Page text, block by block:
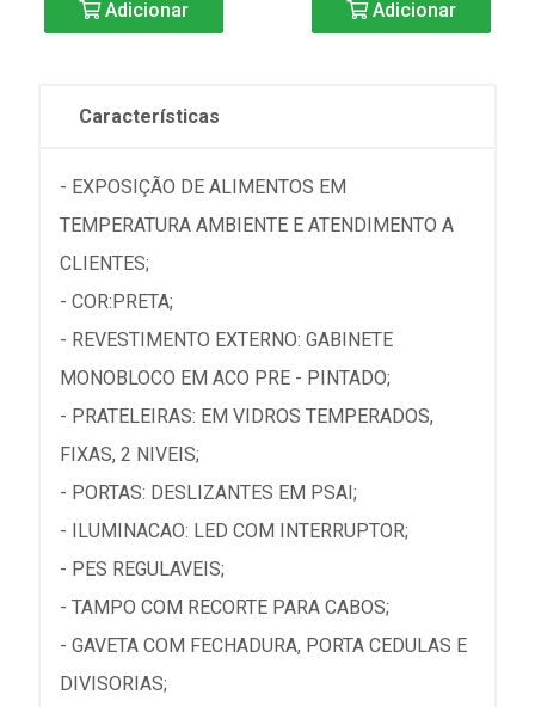
Adicionar Adicionar
Características
- EXPOSIÇÃO DE ALIMENTOS EM
TEMPERATURA AMBIENTE E ATENDIMENTO A
CLIENTES;
- COR:PRETA;
- REVESTIMENTO EXTERNO: GABINETE
MONOBLOCO EM ACO PRE - PINTADO;
- PRATELEIRAS: EM VIDROS TEMPERADOS,
FIXAS, 2 NIVEIS;
- PORTAS: DESLIZANTES EM PSAI;
- ILUMINACAO: LED COM INTERRUPTOR;
- PES REGULAVEIS;
- TAMPO COM RECORTE PARA CABOS;
- GAVETA COM FECHADURA, PORTA CEDULAS E
DIVISORIAS;